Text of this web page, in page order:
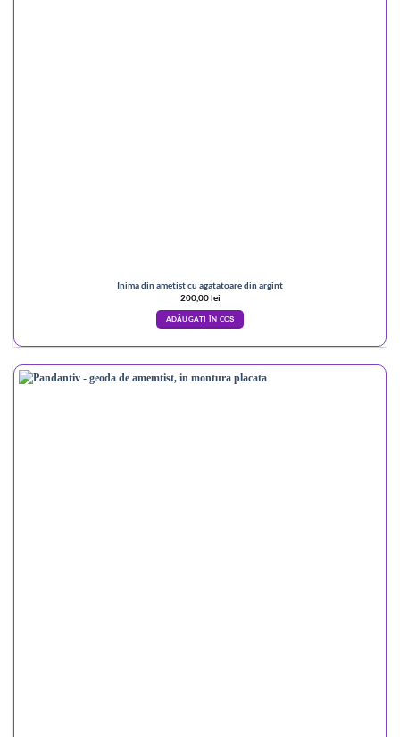
Inima din ametist cu agatatoare din argint
200,00lei
ADĂUGAȚI ÎN COȘ